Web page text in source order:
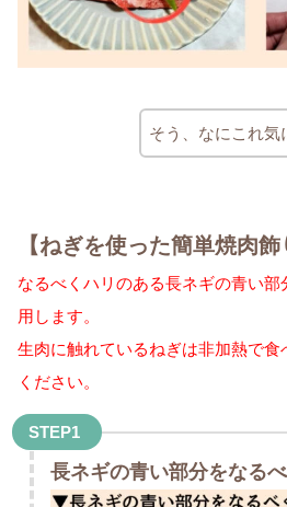
そう、なにこれ気
【ねぎを使った簡単焼肉飾
なるべくハリのある長ネギの青い
用します。
生肉に触れているねぎは非加熱で食
ください。
STEP1
長ネギの青い部分をなる